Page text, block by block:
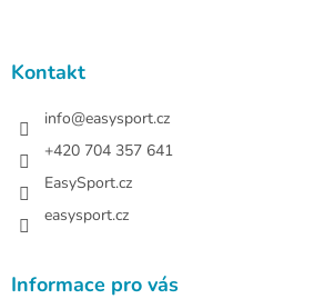
Kontakt
info@easysport.cz
+420 704 357 641
EasySport.cz
easysport.cz
Informace pro vás